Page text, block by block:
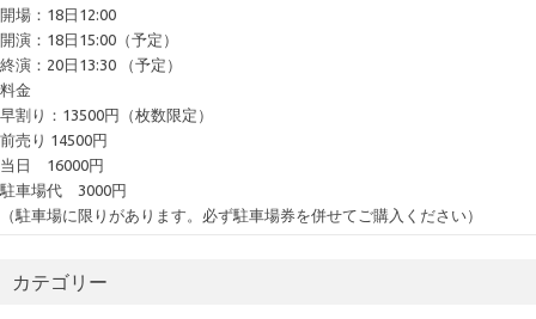
開場：18日12:00
開演：18日15:00（予定）
終演：20日13:30 （予定）
料金
早割り：13500円（枚数限定）
前売り 14500円
当日 16000円
駐車場代 3000円
（駐車場に限りがあります。必ず駐車場券を併せてご購入ください）
カテゴリー